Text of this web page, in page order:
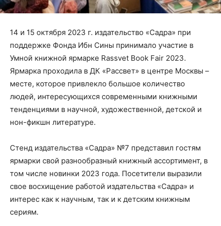
14 и 15 октября 2023 г. издательство «Садра» при
поддержке Фонда Ибн Сины принимало участие в
Умной книжной ярмарке Rassvet Book Fair 2023.
Ярмарка проходила в ДК «Рассвет» в центре Москвы –
месте, которое привлекло большое количество
людей, интересующихся современными книжными
тенденциями в научной, художественной, детской и
нон-фикшн литературе.
Стенд издательства «Садра» №7 представил гостям
ярмарки свой разнообразный книжный ассортимент, в
том числе новинки 2023 года. Посетители выразили
свое восхищение работой издательства «Садра» и
интерес как к научным, так и к детским книжным
сериям.